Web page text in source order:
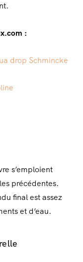
:
drop Schmincke
s’emploient
précédentes.
final est assez
et d’eau.